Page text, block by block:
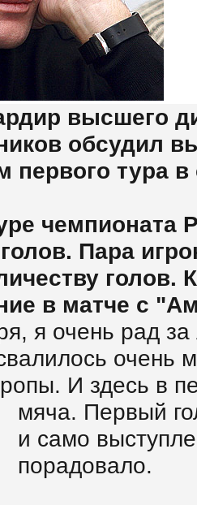
высшего
обсудил
первого тура в
чемпионата
Пара
голов.
в матче с
я очень рад
очень
И здесь в
мяча. Первый
и само
порадовало.